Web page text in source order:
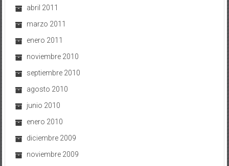
abril 2011
marzo 2011
enero 2011
noviembre 2010
septiembre 2010
agosto 2010
junio 2010
enero 2010
diciembre 2009
noviembre 2009